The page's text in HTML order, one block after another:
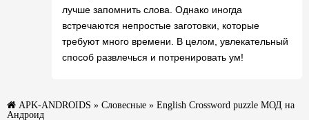
лучше запомнить слова. Однако иногда
встречаются непростые заготовки, которые
требуют много времени. В целом, увлекательный
способ развлечься и потренировать ум!
APK-ANDROIDS » Словесные » English Crossword puzzle МОД на
Андроид